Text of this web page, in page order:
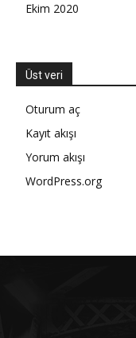
Ekim 2020
Üst veri
Oturum aç
Kayıt akışı
Yorum akışı
WordPress.org